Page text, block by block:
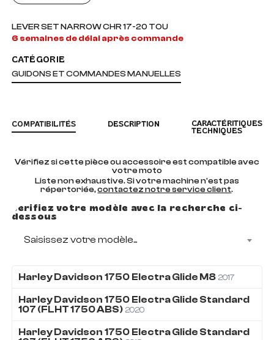
LEVER SET NARROW CHR 17-20 TOU
6 semaines de délai après commande
CATÉGORIE
GUIDONS ET COMMANDES MANUELLES
COMPATIBILITÉS DESCRIPTION
CARACTÉRITIQUES
TECHNIQUES
Vérifiez si cette pièce ou accessoire est compatible avec
votre moto
Liste non exhaustive. Si votre machine n'est pas
répertoriée,contactez notre service client.
Vérifiez votre modèle avec la recherche ci-
dessous
Saisissez votre modèle...
Harley Davidson 1750 Electra Glide M8 2017
Harley Davidson 1750 Electra Glide Standard
107 (FLHT 1750 ABS) 2020
Harley Davidson 1750 Electra Glide Standard